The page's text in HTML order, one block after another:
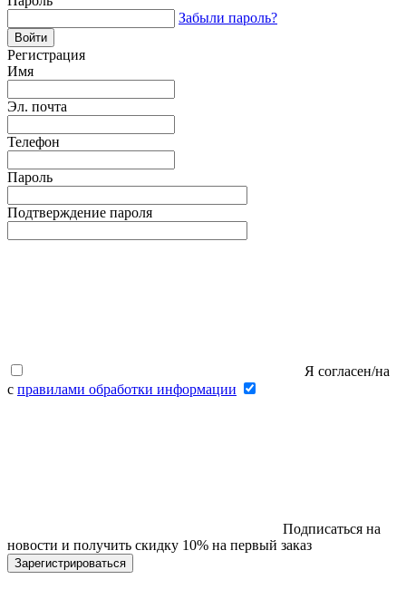
Забыли пароль?
Регистрация
Имя
Эл. почта
Телефон
Пароль
Подтверждение пароля
Я согласен/на
с правилами обработки информации
Подписаться на
новости и получить скидку 10% на первый заказ